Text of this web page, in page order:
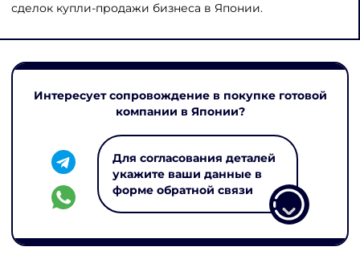
сделок купли-продажи бизнеса в Японии.
Интересует сопровождение в покупке готовой
компании в Японии?
Для согласования деталей
укажите ваши данные в
форме обратной связи